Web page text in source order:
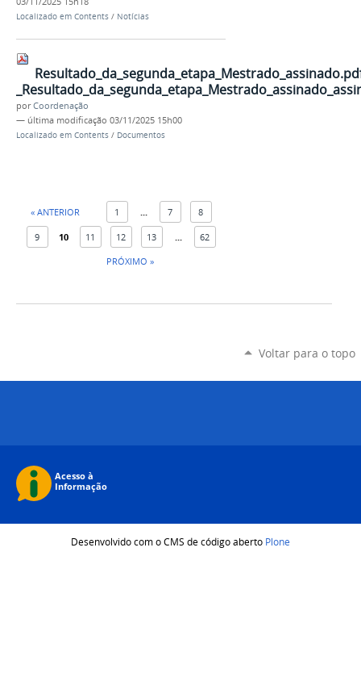
Localizado em Contents / Notícias
porCoordenação
— última modificação 03/11/2025 15h00
Localizado em Contents / Documentos
« ANTERIOR 1 ... 7 8
9 10 11 12 13 ...
62
PRÓXIMO »
Voltar para o topo
Desenvolvido com o CMS de código aberto Plone